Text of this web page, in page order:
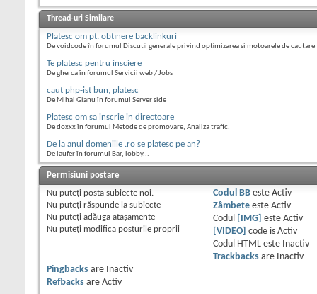
Thread-uri Similare
Platesc om pt. obtinere backlinkuri
De voidcode în forumul Discutii generale privind optimizarea si motoarele de cautare
Te platesc pentru insciere
De gherca în forumul Servicii web / Jobs
caut php-ist bun, platesc
De Mihai Gianu în forumul Server side
Platesc om sa inscrie in directoare
De doxxx în forumul Metode de promovare, Analiza trafic.
De la anul domeniile .ro se platesc pe an?
De laufer în forumul Bar, lobby...
Permisiuni postare
Nu puteţi posta subiecte noi.
Nu puteţi răspunde la subiecte
Nu puteţi adăuga ataşamente
Nu puteţi modifica posturile proprii
Codul BBeste Activ
Zâmbeteeste Activ
Codul
[IMG] este Activ
[VIDEO]
code is Activ
Codul HTML este
Inactiv
Trackbacksare
Inactiv
Pingbacks are
Inactiv
Refbacks are Activ